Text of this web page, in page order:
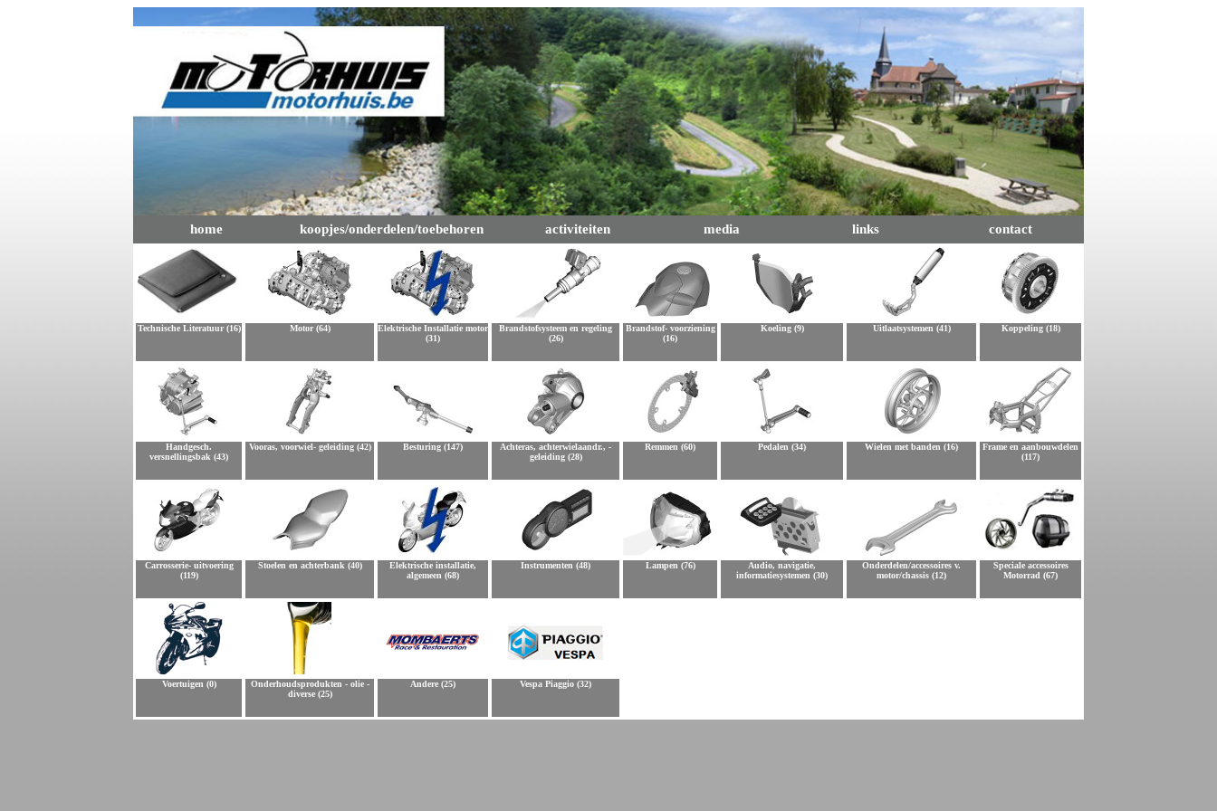
home koopjes/onderdelen/toebehoren activiteiten media links contact
Technische Literatuur (16) Motor (64)
Elektrische Installatie motor
(31)
Brandstofsysteem en regeling
(26)
Brandstof- voorziening
(16)
Koeling (9) Uitlaatsystemen (41) Koppeling (18)
Handgesch.
versnellingsbak (43)
Vooras, voorwiel- geleiding (42) Besturing (147)
Achteras, achterwielaandr., -
geleiding (28)
Remmen (60) Pedalen (34) Wielen met banden (16)
Frame en aanbouwdelen
(117)
Carrosserie- uitvoering
(119)
Stoelen en achterbank (40)
Elektrische installatie,
algemeen (68)
Instrumenten (48) Lampen (76)
Audio, navigatie,
informatiesystemen (30)
Onderdelen/accessoires v.
motor/chassis (12)
Speciale accessoires
Motorrad (67)
Voertuigen (0)
Onderhoudsprodukten - olie -
diverse (25)
Andere (25) Vespa Piaggio (32)